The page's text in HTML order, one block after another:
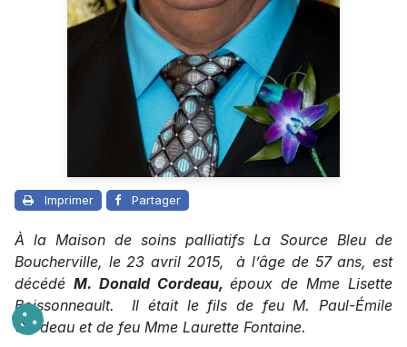
Imprimer Partager
À la Maison de soins palliatifs La Source Bleu de
Boucherville, le 23 avril 2015, à l’âge de 57 ans, est
décédé M. Donald Cordeau,époux de Mme Lisette
Boissonneault. Il était le fils de feu M. Paul-Émile
Cordeau et de feu Mme Laurette Fontaine.